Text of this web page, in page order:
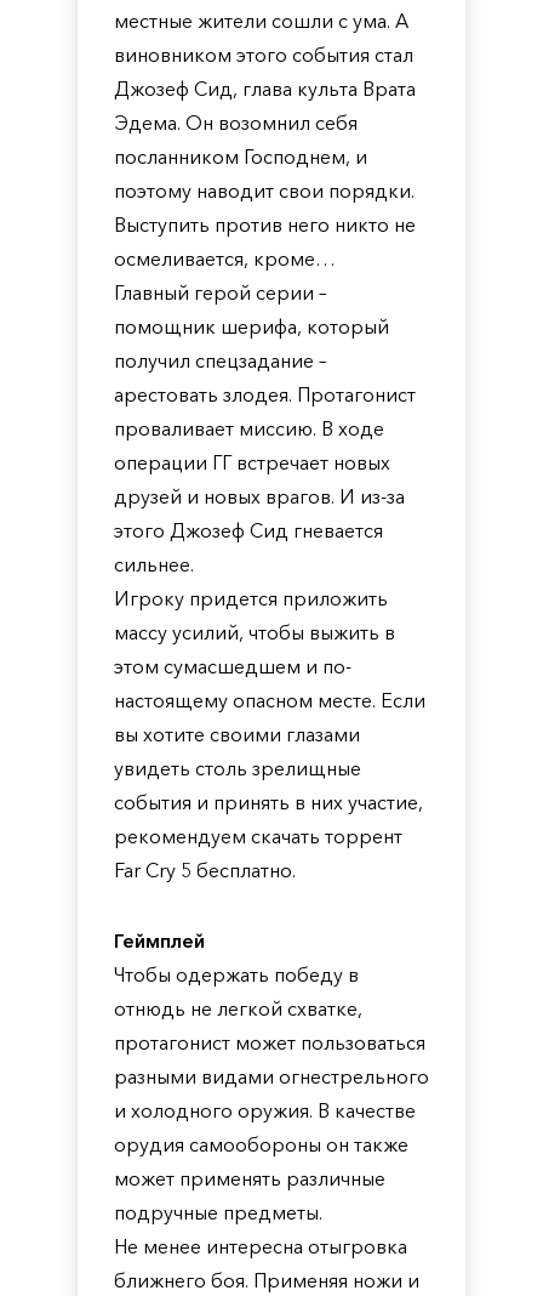
местные жители сошли с ума. А
виновником этого события стал
Джозеф Сид, глава культа Врата
Эдема. Он возомнил себя
посланником Господнем, и
поэтому наводит свои порядки.
Выступить против него никто не
осмеливается, кроме…
Главный герой серии –
помощник шерифа, который
получил спецзадание –
арестовать злодея. Протагонист
проваливает миссию. В ходе
операции ГГ встречает новых
друзей и новых врагов. И из-за
этого Джозеф Сид гневается
сильнее.
Игроку придется приложить
массу усилий, чтобы выжить в
этом сумасшедшем и по-
настоящему опасном месте. Если
вы хотите своими глазами
увидеть столь зрелищные
события и принять в них участие,
рекомендуем скачать торрент
Far Cry 5 бесплатно.
Геймплей
Чтобы одержать победу в
отнюдь не легкой схватке,
протагонист может пользоваться
разными видами огнестрельного
и холодного оружия. В качестве
орудия самообороны он также
может применять различные
подручные предметы.
Не менее интересна отыгровка
ближнего боя. Применяя ножи и